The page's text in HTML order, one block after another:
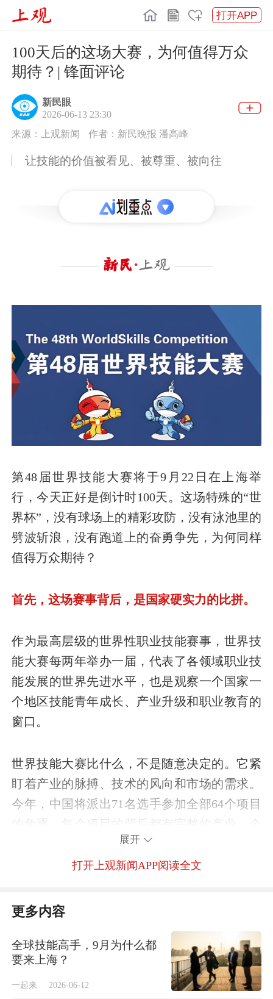
打开APP
100天后的这场大赛，为何值得万众
期待？| 锋面评论
新民眼
2026-06-13 23:30
来源：上观新闻
作者：新民晚报 潘高峰
让技能的价值被看见、被尊重、被向往
第48届世界技能大赛将于9月22日在上海举
行，今天正好是倒计时100天。这场特殊的“世
界杯”，没有球场上的精彩攻防，没有泳池里的
劈波斩浪，没有跑道上的奋勇争先，为何同样
值得万众期待？
首先，这场赛事背后，是国家硬实力的比拼。
作为最高层级的世界性职业技能赛事，世界技
能大赛每两年举办一届，代表了各领域职业技
能发展的世界先进水平，也是观察一个国家一
个地区技能青年成长、产业升级和职业教育的
窗口。
世界技能大赛比什么，不是随意决定的。它紧
盯着产业的脉搏、技术的风向和市场的需求。
今年，中国将派出71名选手参加全部64个项目
的角逐，每个项目的背后都有完整的产业、企
业、院校作为支撑。尤其值得关注的是7个新
增项目——轨道车辆技术对应高速发展的轨道
智慧安防技术契合城市治理数字化转型，软件
位……
世界技能大赛的赛事每年都在更新，它不是一
展开
打开上观新闻APP阅读全文
更多内容
全球技能高手，9月为什么都
要来上海？
一起来 2026-06-12